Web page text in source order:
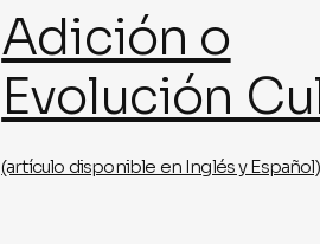
Adición o
Evolución
(artículo disponible en Inglés y Español)